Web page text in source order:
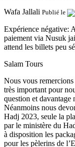
Wafa Jallali Publié le
Expérience négative:
paiement via Nusuk
attend les billets peu
Salam Tours
Nous vous
très important pour
question et davantage
Néanmoins nous
Hadj 2023, seule la
par le ministère du
à disposition les
pour les pèlerins de